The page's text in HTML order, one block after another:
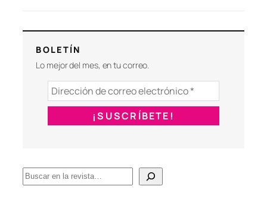
BOLETÍN
Lo mejor del mes, en tu correo.
B
u